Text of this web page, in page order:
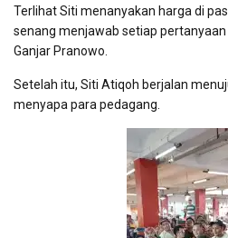
Terlihat Siti menanyakan harga di
senang menjawab setiap
Ganjar Pranowo.
Setelah itu, Siti Atiqoh berjalan
menyapa para pedagang.